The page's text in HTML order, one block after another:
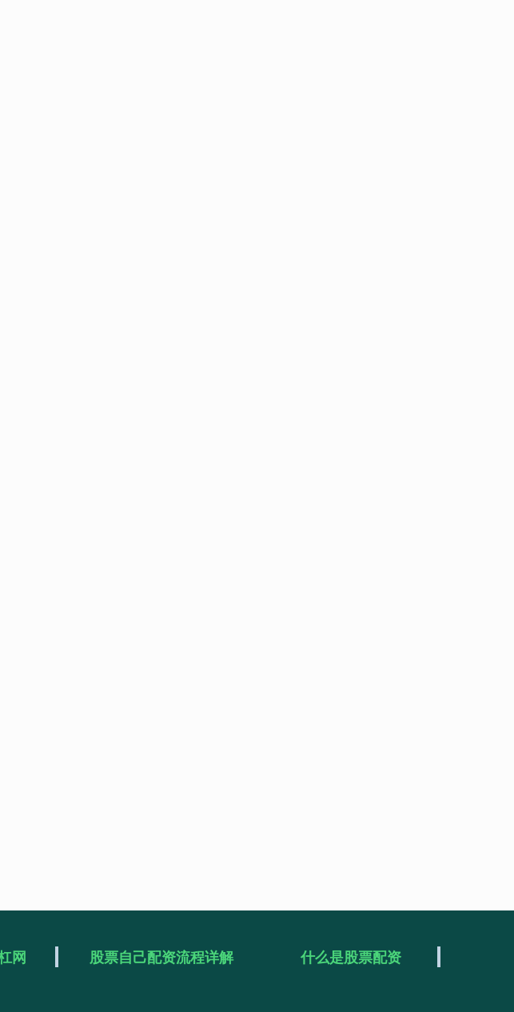
网 股票自己配资流程详解 什么是股票配资